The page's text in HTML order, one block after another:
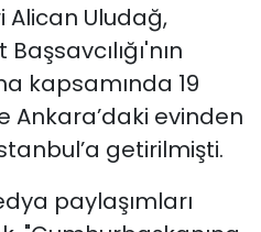
Alican Uludağ,
kapsamında 19
Ankara’daki evinden
getirilmişti.
paylaşımları